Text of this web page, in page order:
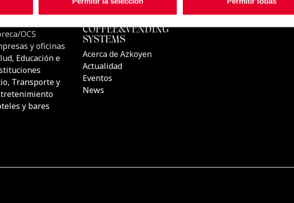
de
Café
Café
UBICACIONES
Horeca/OCS
Empresas y oficinas
Salud, Educación e
Instituciones
Ocio, Transporte y
Entretenimiento
AZKOYEN
COFFEE&VENDING